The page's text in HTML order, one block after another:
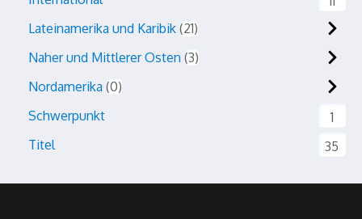
Lateinamerika und Karibik 21
Naher und Mittlerer Osten 3
Nordamerika 0
Schwerpunkt
1
Titel
35